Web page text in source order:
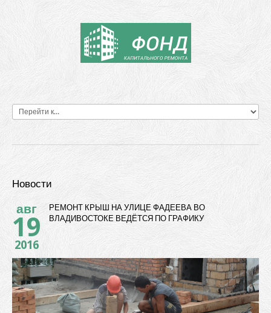
Новости
авг
19
2016
РЕМОНТ КРЫШ НА УЛИЦЕ ФАДЕЕВА ВО
ВЛАДИВОСТОКЕ ВЕДЁТСЯ ПО ГРАФИКУ